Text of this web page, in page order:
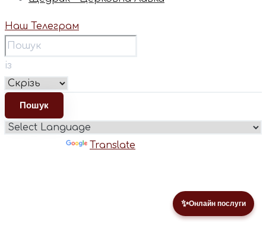
✨Онлайн послуги
Наш Телеграм
із
Translate